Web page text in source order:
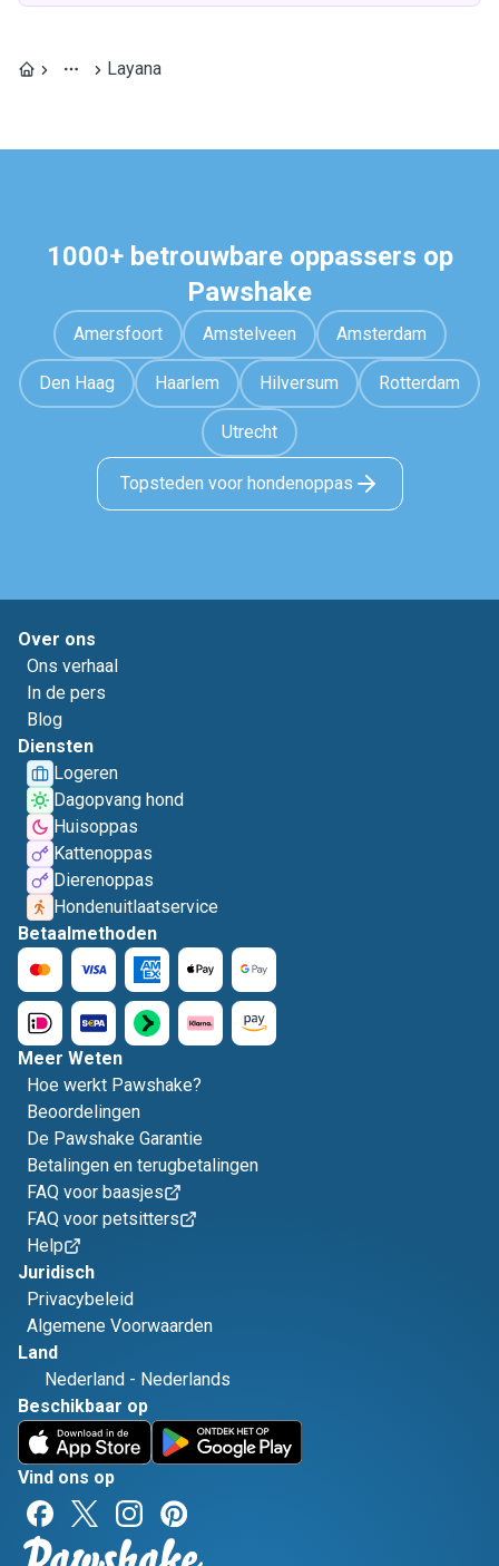
Layana
1000+ betrouwbare oppassers op
Pawshake
Amersfoort Amstelveen Amsterdam
Den Haag Haarlem Hilversum Rotterdam
Utrecht
Topsteden voor hondenoppas
Over ons
Ons verhaal
In de pers
Blog
Diensten
Logeren
Dagopvang hond
Huisoppas
Kattenoppas
Dierenoppas
Hondenuitlaatservice
Betaalmethoden
Meer Weten
Hoe werkt Pawshake?
Beoordelingen
De Pawshake Garantie
Betalingen en terugbetalingen
FAQ voor baasjes
FAQ voor petsitters
Help
Juridisch
Privacybeleid
Algemene Voorwaarden
Land
Nederland - Nederlands
Beschikbaar op
Vind ons op